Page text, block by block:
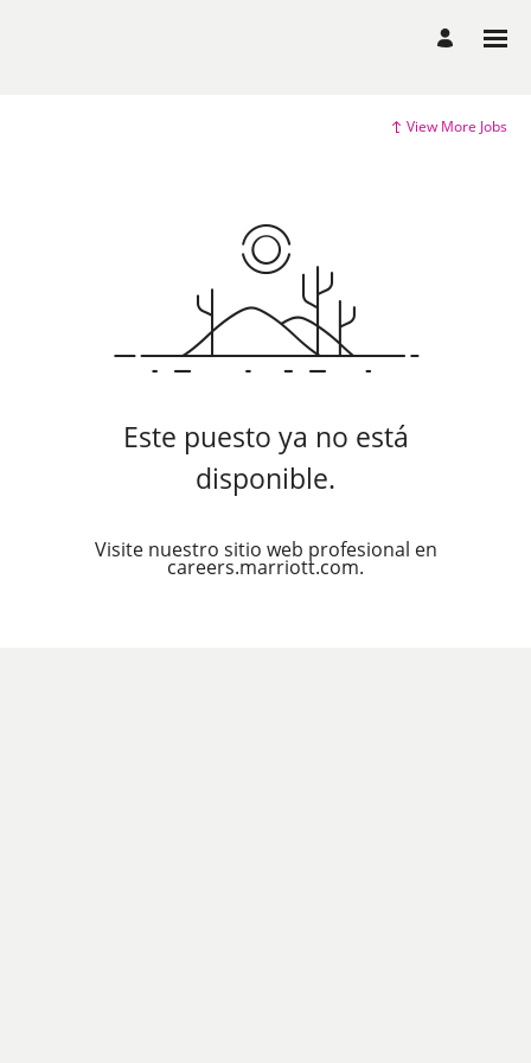
View More Jobs
Este puesto ya no está
disponible.
Visite nuestro sitio web profesional en
careers.marriott.com.